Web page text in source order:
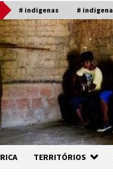
# indigenas # indigena
TERRITÓRIOS